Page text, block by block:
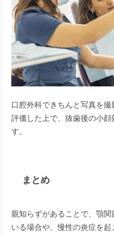
口腔外科できちんと写真を撮
評価した上で、抜歯後の小
す。
まとめ
親知らずがあることで、顎
いる場合や、慢性の炎症を